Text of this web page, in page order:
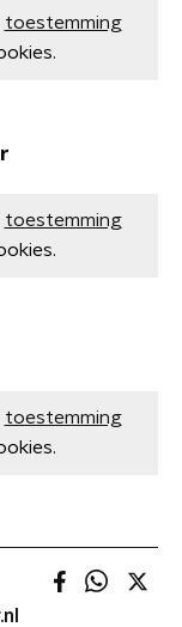
toestemming
toestemming
toestemming